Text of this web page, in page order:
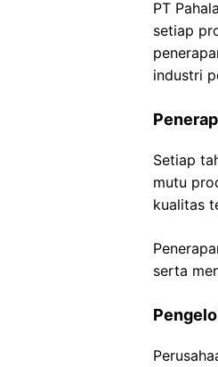
PT
setiap
industri
Setiap
mutu
kualitas
serta